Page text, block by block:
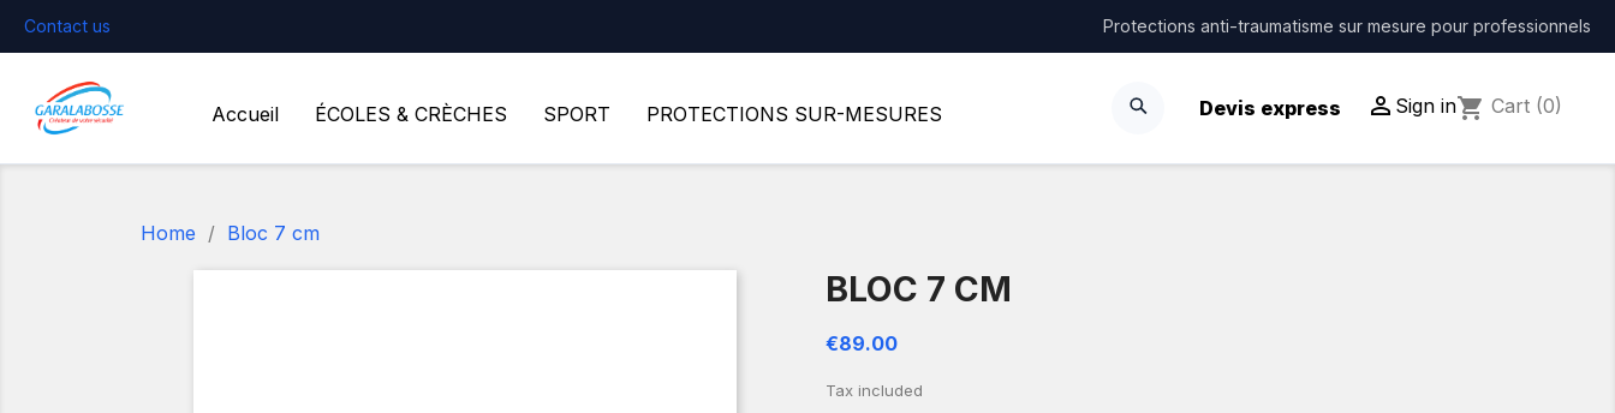
Contact us Protections anti-traumatisme sur mesure pour professionnels
Accueil ÉCOLES & CRÈCHES SPORT PROTECTIONS SUR-MESURES Devis express  Sign inshopping_cart Cart (0)
Home Bloc 7 cm
BLOC 7 CM
€89.00
Tax included